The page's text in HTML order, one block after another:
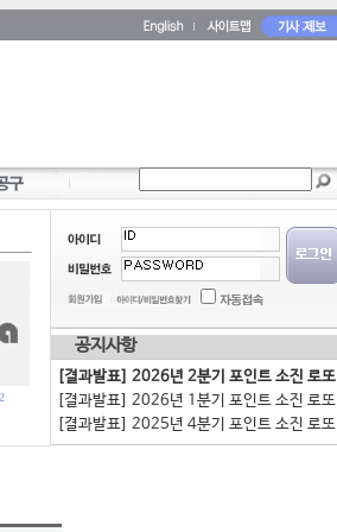
2
공지사항
[결과발표] 2026년 2분기 포인트 소진 로또
[결과발표] 2026년 1분기 포인트 소진 로또
[결과발표] 2025년 4분기 포인트 소진 로또